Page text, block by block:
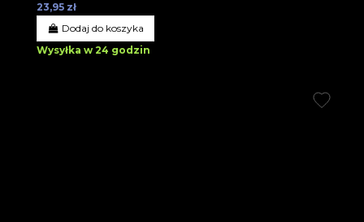
23,95 zł
Dodaj do koszyka
Wysyłka w 24 godzin